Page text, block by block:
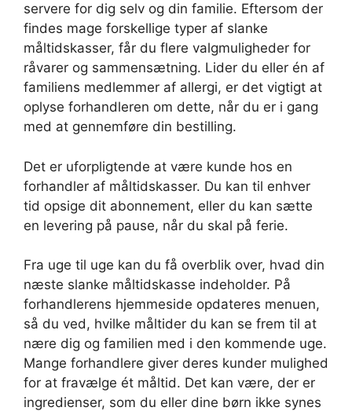
servere for dig selv og din familie. Eftersom der
findes mage forskellige typer af slanke
måltidskasser, får du flere valgmuligheder for
råvarer og sammensætning. Lider du eller én af
familiens medlemmer af allergi, er det vigtigt at
oplyse forhandleren om dette, når du er i gang
med at gennemføre din bestilling.
Det er uforpligtende at være kunde hos en
forhandler af måltidskasser. Du kan til enhver
tid opsige dit abonnement, eller du kan sætte
en levering på pause, når du skal på ferie.
Fra uge til uge kan du få overblik over, hvad din
næste slanke måltidskasse indeholder. På
forhandlerens hjemmeside opdateres menuen,
så du ved, hvilke måltider du kan se frem til at
nære dig og familien med i den kommende uge.
Mange forhandlere giver deres kunder mulighed
for at fravælge ét måltid. Det kan være, der er
ingredienser, som du eller dine børn ikke synes